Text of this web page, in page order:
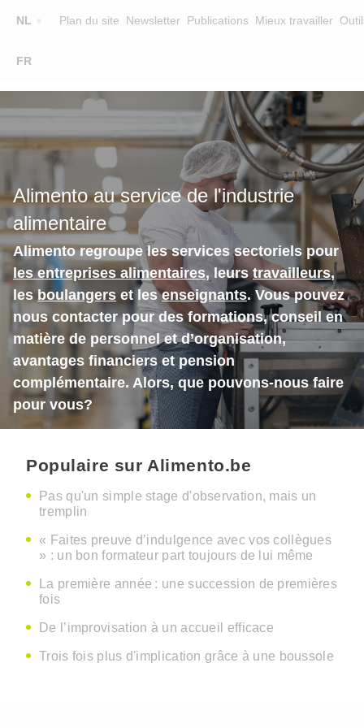
NL
FR
Plan du site Newsletter Publications Mieux travailler
Main
FORMATEURS
SUR ALIMENTO
EQUIPE
CONTACT
CHERCHER UNE FORMATION
Alimento au service de l'industrie
alimentaire
Alimento regroupe les services sectoriels pour
les entreprises alimentaires, leurstravailleurs,
lesboulangers et lesenseignants. Vous pouvez
nous contacter pour des formations, conseil en
matière de personnel et d’organisation,
avantages financiers et pension
complémentaire. Alors, que pouvons-nous faire
pour vous?
Populaire sur Alimento.be
Pas qu'un simple stage d'observation, mais un
tremplin
« Faites preuve d’indulgence avec vos collègues
» : un bon formateur part toujours de lui même
La première année : une succession de premières
fois
De l’improvisation à un accueil efficace
Trois fois plus d'implication grâce à une boussole